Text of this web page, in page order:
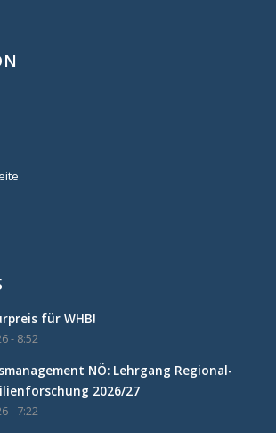
für WHB!
- 8:52
NÖ: Lehrgang Regional-
2026/27
- 7:22